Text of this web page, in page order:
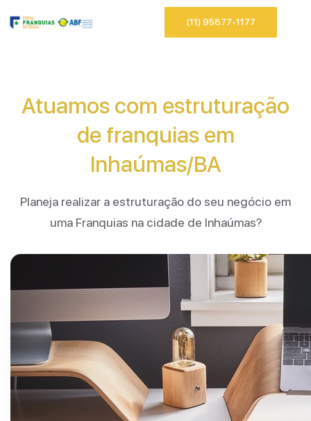
(11) 95877-1177
Atuamos com estruturação
de franquias em
Inhaúmas/BA
Planeja realizar a estruturação do seu negócio em
uma Franquias na cidade de Inhaúmas?